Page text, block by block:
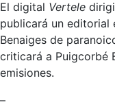
El digital Vertele
publicará un editorial
Benaiges de
criticará a Puigcorbé
emisiones.
–